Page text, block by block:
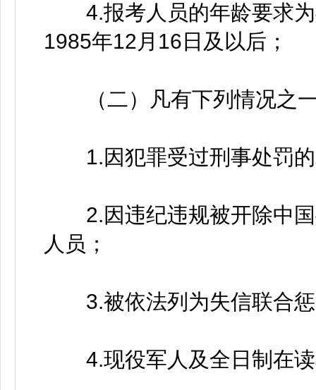
4.报考人员的年龄要求为
1985年12月16日及以后；
（二）凡有下列情况之一
1.因犯罪受过刑事处罚的
2.因违纪违规被开除中国
人员；
3.被依法列为失信联合惩
4.现役军人及全日制在读